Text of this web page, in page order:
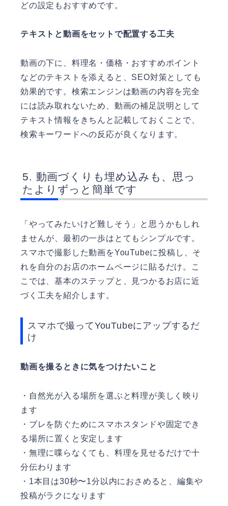
どの設定もおすすめです。
テキストと動画をセットで配置する工夫
動画の下に、料理名・価格・おすすめポイント
などのテキストを添えると、SEO対策としても
効果的です。検索エンジンは動画の内容を完全
には読み取れないため、動画の補足説明として
テキスト情報をきちんと記載しておくことで、
検索キーワードへの反応が良くなります。
動画づくりも埋め込みも、思っ
たよりずっと簡単です
「やってみたいけど難しそう」と思うかもしれ
ませんが、最初の一歩はとてもシンプルです。
スマホで撮影した動画をYouTubeに投稿し、そ
れを自分のお店のホームページに貼るだけ。こ
こでは、基本のステップと、見つかるお店に近
づく工夫を紹介します。
スマホで撮ってYouTubeにアップするだ
け
動画を撮るときに気をつけたいこと
・自然光が入る場所を選ぶと料理が美しく映り
ます
・ブレを防ぐためにスマホスタンドや固定でき
る場所に置くと安定します
・無理に喋らなくても、料理を見せるだけで十
分伝わります
・1本目は30秒〜1分以内におさめると、編集や
投稿がラクになります